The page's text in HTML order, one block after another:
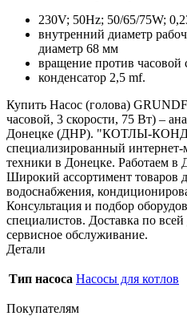
аналог
VIESSMANN
7828741
230V; 50Hz; 50/65/75W;
внутренний диаметр
диаметр 68 мм
вращение против часовой
конденсатор 2,5 mf.
Купить Насос (голова)
часовой, 3 скорости, 75 Вт) –
Донецке (ДНР). "КОТЛЫ-
специализированный интернет-
техники в Донецке. Работаем в
Широкий ассортимент товаров
водоснабжения,
Консультация и подбор
специалистов. Доставка по
сервисное обслуживание.
Детали
Тип насоса Насосы для котлов
Покупателям